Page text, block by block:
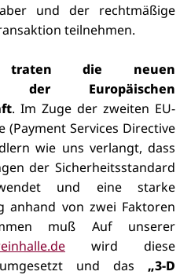
und der rechtmäßige
teilnehmen.
traten die neuen
der Europäischen
. Im Zuge der zweiten EU-
Services Directive
wie uns verlangt, dass
der Sicherheitsstandard
und eine starke
anhand von zwei Faktoren
muß Auf unserer
wird diese
und das „3-D